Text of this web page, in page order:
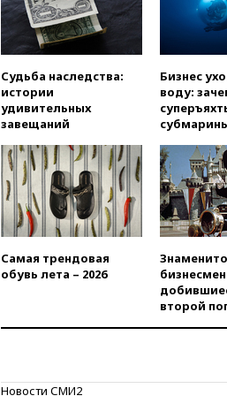
Судьба наследства:
истории
удивительных
завещаний
Бизнес
воду:
Самая трендовая
обувь лета – 2026
второй
Новости СМИ2